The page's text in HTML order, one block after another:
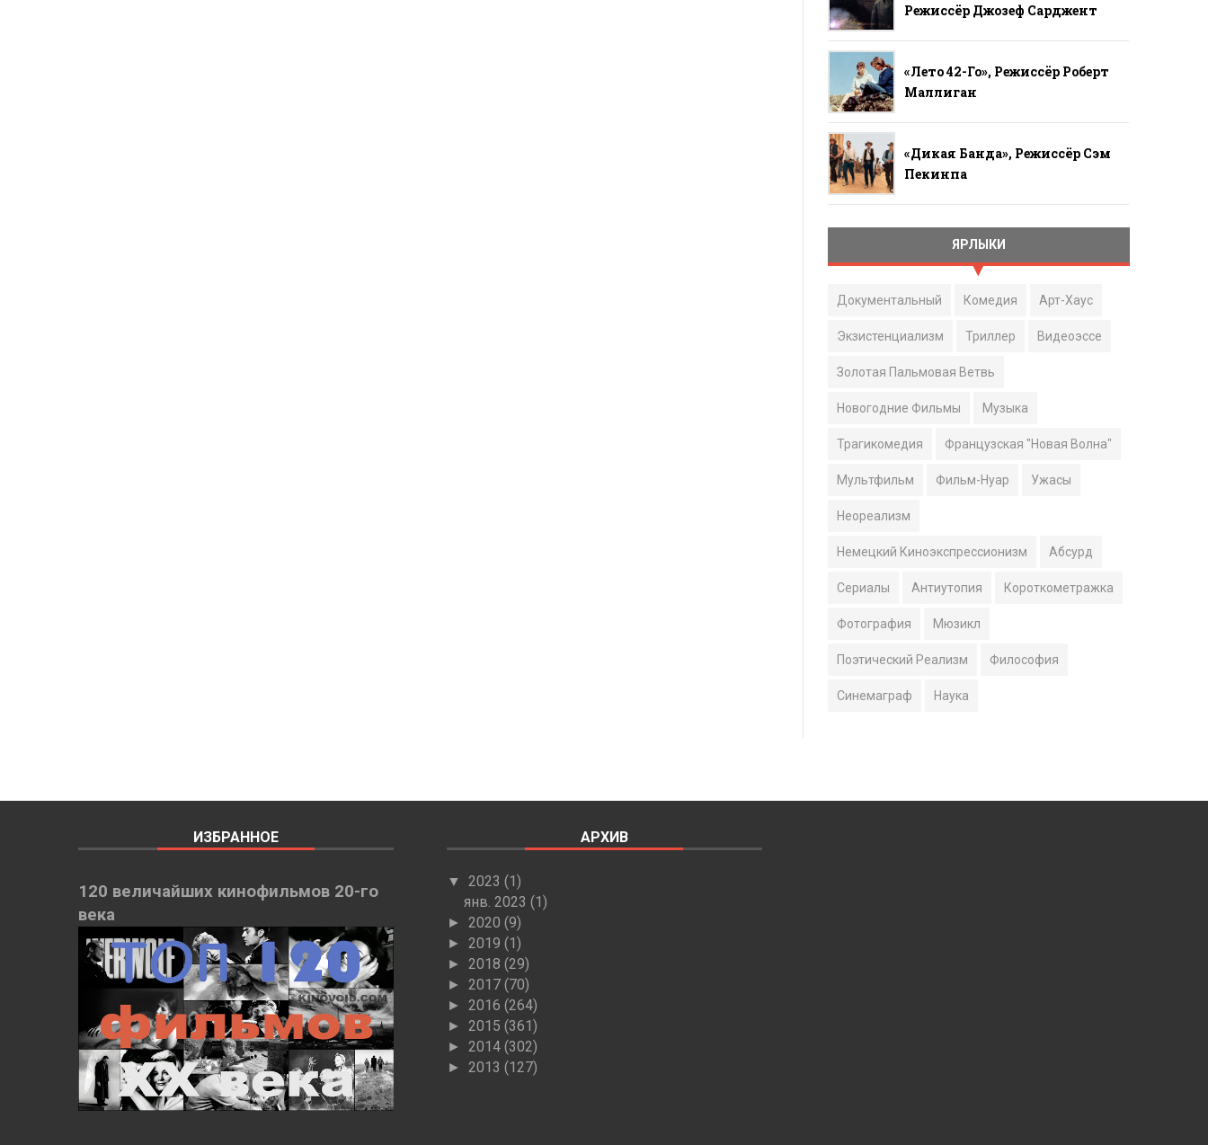
Режиссёр Джозеф Сарджент
«Лето 42-Го», Режиссёр Роберт
Маллиган
«Дикая Банда», Режиссёр Сэм
Пекинпа
ЯРЛЫКИ
Документальный Комедия Арт-Хаус
Экзистенциализм Триллер Видеоэссе
Золотая Пальмовая Ветвь
Новогодние Фильмы Музыка
Трагикомедия Французская "Новая Волна"
Мультфильм Фильм-Нуар Ужасы
Неореализм
Немецкий Киноэкспрессионизм Абсурд
Сериалы Антиутопия Короткометражка
Фотография Мюзикл
Поэтический Реализм Философия
Синемаграф Наука
ИЗБРАННОЕ
120 величайших кинофильмов 20-го
века
АРХИВ
▼ 2023 (1)
янв. 2023 (1)
► 2020 (9)
► 2019 (1)
► 2018 (29)
► 2017 (70)
► 2016 (264)
► 2015 (361)
► 2014 (302)
► 2013 (127)